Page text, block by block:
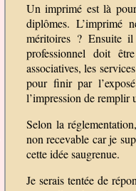
Un imprimé est là
diplômes. L’imprimé
méritoires ? Ensuite
professionnel doit
associatives, les
pour finir par
l’impression de remplir
Selon la
non recevable car je
cette idée saugrenue.
Je serais tentée de